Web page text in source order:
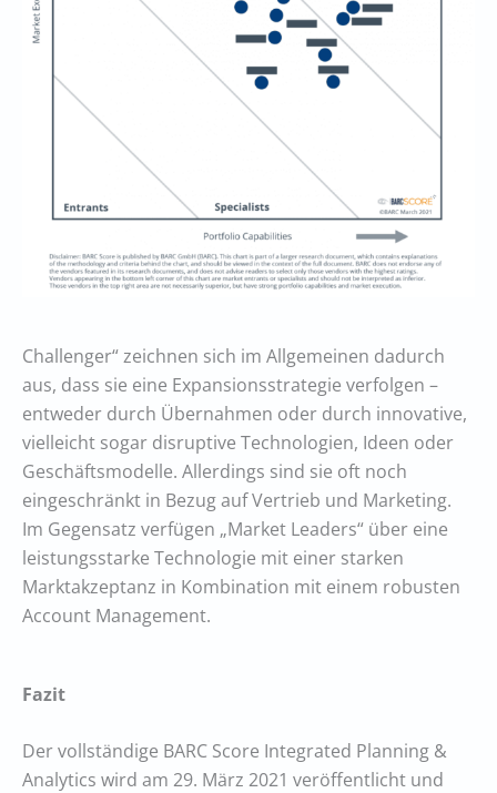
Challenger“ zeichnen sich im Allgemeinen dadurch
aus, dass sie eine Expansionsstrategie verfolgen –
entweder durch Übernahmen oder durch innovative,
vielleicht sogar disruptive Technologien, Ideen oder
Geschäftsmodelle. Allerdings sind sie oft noch
eingeschränkt in Bezug auf Vertrieb und Marketing.
Im Gegensatz verfügen „Market Leaders“ über eine
leistungsstarke Technologie mit einer starken
Marktakzeptanz in Kombination mit einem robusten
Account Management.
Fazit
Der vollständige BARC Score Integrated Planning &
Analytics wird am 29. März 2021 veröffentlicht und